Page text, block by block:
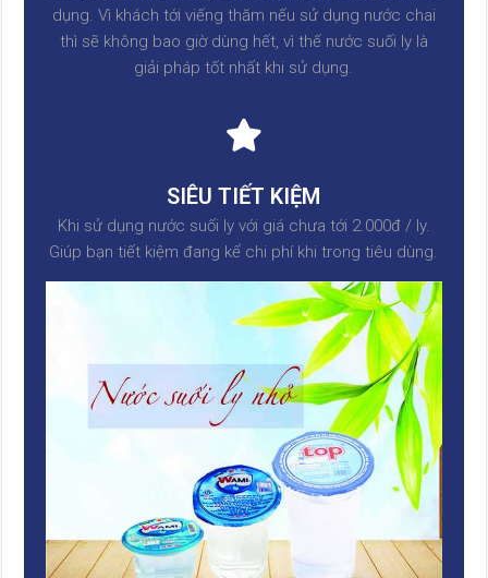
dụng. Vì khách tới viếng thăm nếu sử dụng nước chai
thì sẽ không bao giờ dùng hết, vì thế nước suối ly là
giải pháp tốt nhất khi sử dụng.
SIÊU TIẾT KIỆM
Khi sử dụng nước suối ly với giá chưa tới 2.000đ / ly.
Giúp bạn tiết kiệm đang kể chi phí khi trong tiêu dùng.